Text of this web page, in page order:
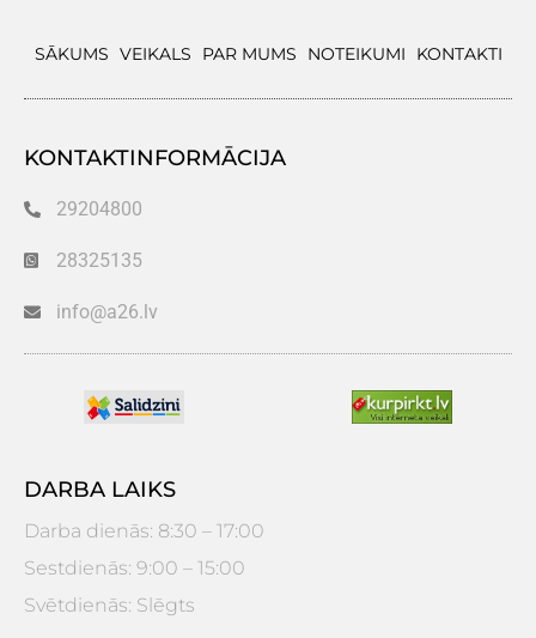
SĀKUMS VEIKALS PAR MUMS NOTEIKUMI KONTAKTI
KONTAKTINFORMĀCIJA
29204800
28325135
info@a26.lv
DARBA LAIKS
Darba dienās: 8:30 – 17:00
Sestdienās: 9:00 – 15:00
Svētdienās: Slēgts